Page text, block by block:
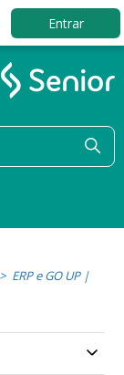
Entrar
ERP e GO UP |